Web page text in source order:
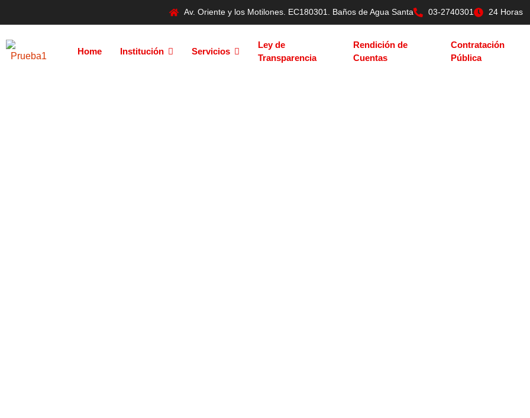
Av. Oriente y los Motilones. EC180301. Baños de Agua Santa 03-2740301 24 Horas
Home Institución Servicios
Ley de
Transparencia
Rendición de
Cuentas
Contratación
Pública